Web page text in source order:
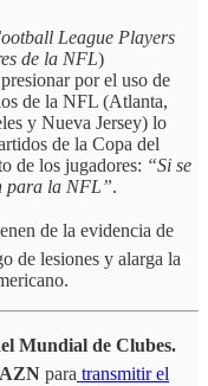
League Players
de la NFL)
por el uso de
de la NFL (Atlanta,
y Nueva Jersey) lo
de la Copa del
de los jugadores: “Si se
para la NFL”.
de la evidencia de
de lesiones y alarga la
Mundial de Clubes.
para transmitir el